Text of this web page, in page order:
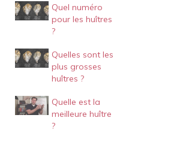
Quel numéro
pour les huîtres
?
Quelles sont les
plus grosses
huîtres ?
Quelle est la
meilleure huître
?